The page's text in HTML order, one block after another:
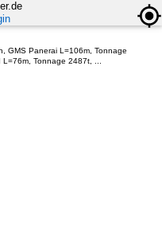
GMS Panerai L=106m, Tonnage
Tonnage 2487t, ...